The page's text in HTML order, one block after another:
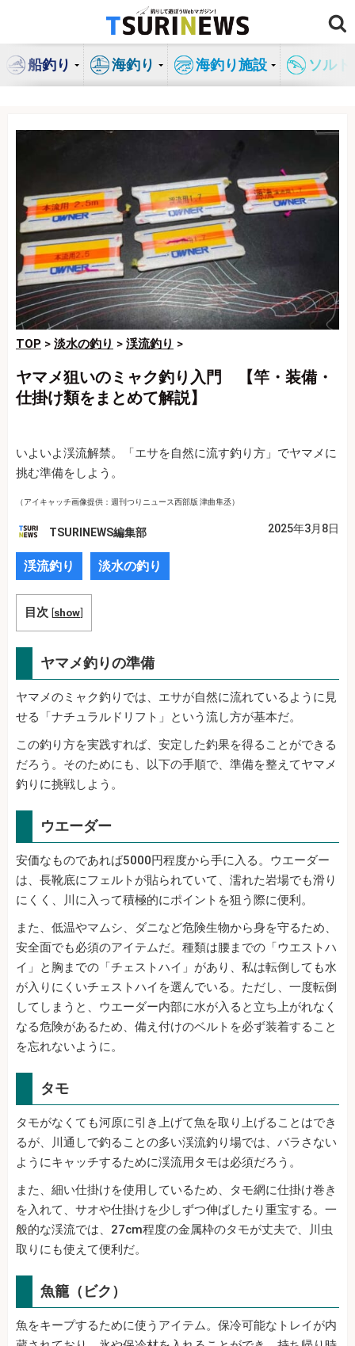
ン
船釣り 海釣り 海釣り施設 ソル
TOP > 淡水の釣り > 渓流釣り >
ヤマメ狙いのミャク釣り入門 【竿・装備・
仕掛け類をまとめて解説】
いよいよ渓流解禁。「エサを自然に流す釣り方」でヤマメに
挑む準備をしよう。
（アイキャッチ画像提供：週刊つりニュース西部版 津曲隼丞）
TSURINEWS編集部 2025年3月8日
渓流釣り 淡水の釣り
目次 [show]
ヤマメ釣りの準備
ヤマメのミャク釣りでは、エサが自然に流れているように見
せる「ナチュラルドリフト」という流し方が基本だ。
この釣り方を実践すれば、安定した釣果を得ることができる
だろう。そのためにも、以下の手順で、準備を整えてヤマメ
釣りに挑戦しよう。
ウエーダー
安価なものであれば5000円程度から手に入る。ウエーダー
は、長靴底にフェルトが貼られていて、濡れた岩場でも滑り
にくく、川に入って積極的にポイントを狙う際に便利。
また、低温やマムシ、ダニなど危険生物から身を守るため、
安全面でも必須のアイテムだ。種類は腰までの「ウエストハ
イ」と胸までの「チェストハイ」があり、私は転倒しても水
が入りにくいチェストハイを選んでいる。ただし、一度転倒
してしまうと、ウエーダー内部に水が入ると立ち上がれなく
なる危険があるため、備え付けのベルトを必ず装着すること
を忘れないように。
タモ
タモがなくても河原に引き上げて魚を取り上げることはでき
るが、川通しで釣ることの多い渓流釣り場では、バラさない
ようにキャッチするために渓流用タモは必須だろう。
また、細い仕掛けを使用しているため、タモ網に仕掛け巻き
を入れて、サオや仕掛けを少しずつ伸ばしたり重宝する。一
般的な渓流では、27cm程度の金属枠のタモが丈夫で、川虫
取りにも使えて便利だ。
魚籠（ビク）
魚をキープするために使うアイテム。保冷可能なトレイが内